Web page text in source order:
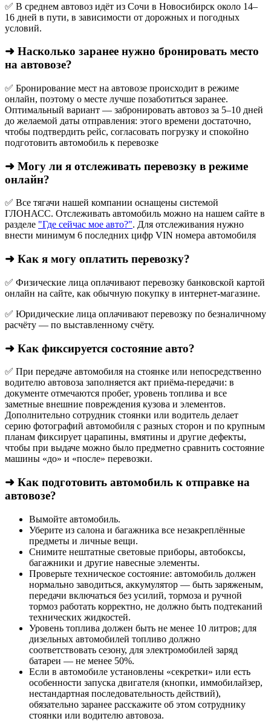
✅ В среднем автовоз идёт из Сочи в Новосибирск около 14–
16 дней в пути, в зависимости от дорожных и погодных
условий.
➜ Насколько заранее нужно бронировать место
на автовозе?
✅ Бронирование мест на автовозе происходит в режиме
онлайн, поэтому о месте лучше позаботиться заранее.
Оптимальный вариант — забронировать автовоз за 5–10 дней
до желаемой даты отправления: этого времени достаточно,
чтобы подтвердить рейс, согласовать погрузку и спокойно
подготовить автомобиль к перевозке
➜ Могу ли я отслеживать перевозку в режиме
онлайн?
✅ Все тягачи нашей компании оснащены системой
ГЛОНАСС. Отслеживать автомобиль можно на нашем сайте в
разделе "Где сейчас мое авто?". Для отслеживания нужно
внести минимум 6 последних цифр VIN номера автомобиля
➜ Как я могу оплатить перевозку?
✅ Физические лица оплачивают перевозку банковской картой
онлайн на сайте, как обычную покупку в интернет‑магазине.
✅ Юридические лица оплачивают перевозку по безналичному
расчёту — по выставленному счёту.
➜ Как фиксируется состояние авто?
✅ При передаче автомобиля на стоянке или непосредственно
водителю автовоза заполняется акт приёма-передачи: в
документе отмечаются пробег, уровень топлива и все
заметные внешние повреждения кузова и элементов.
Дополнительно сотрудник стоянки или водитель делает
серию фотографий автомобиля с разных сторон и по крупным
планам фиксирует царапины, вмятины и другие дефекты,
чтобы при выдаче можно было предметно сравнить состояние
машины «до» и «после» перевозки.
➜ Как подготовить автомобиль к отправке на
автовозе?
Вымойте автомобиль.
Уберите из салона и багажника все незакреплённые
предметы и личные вещи.
Снимите нештатные световые приборы, автобоксы,
багажники и другие навесные элементы.
Проверьте техническое состояние: автомобиль должен
нормально заводиться, аккумулятор — быть заряженым,
передачи включаться без усилий, тормоза и ручной
тормоз работать корректно, не должно быть подтеканий
технических жидкостей.
Уровень топлива должен быть не менее 10 литров; для
дизельных автомобилей топливо должно
соответствовать сезону, для электромобилей заряд
батареи — не менее 50%.
Если в автомобиле установлены «секретки» или есть
особенности запуска двигателя (кнопки, иммобилайзер,
нестандартная последовательность действий),
обязательно заранее расскажите об этом сотруднику
стоянки или водителю автовоза.